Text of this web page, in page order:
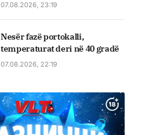
07.08.2026, 23:19
Nesër fazë portokalli,
temperaturat deri në 40 gradë
07.08.2026, 22:19